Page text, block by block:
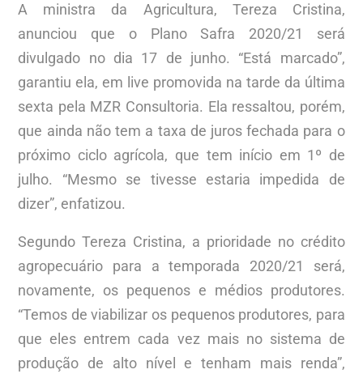
A ministra da Agricultura, Tereza Cristina,
anunciou que o Plano Safra 2020/21 será
divulgado no dia 17 de junho. “Está marcado”,
garantiu ela, em live promovida na tarde da última
sexta pela MZR Consultoria. Ela ressaltou, porém,
que ainda não tem a taxa de juros fechada para o
próximo ciclo agrícola, que tem início em 1º de
julho. “Mesmo se tivesse estaria impedida de
dizer”, enfatizou.
Segundo Tereza Cristina, a prioridade no crédito
agropecuário para a temporada 2020/21 será,
novamente, os pequenos e médios produtores.
“Temos de viabilizar os pequenos produtores, para
que eles entrem cada vez mais no sistema de
produção de alto nível e tenham mais renda”,